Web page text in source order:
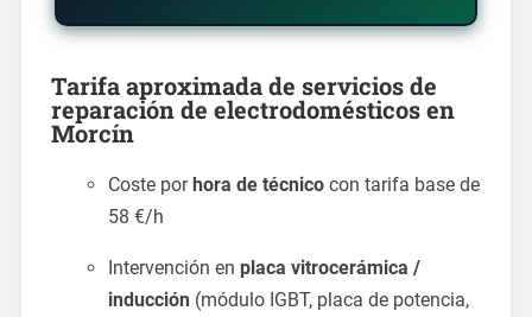
Tarifa aproximada de servicios de
reparación de electrodomésticosen
Morcín
Coste porhora de técnicocon tarifa base de
58 €/h
Intervención en placa vitrocerámica /
inducción(módulo IGBT, placa de potencia,